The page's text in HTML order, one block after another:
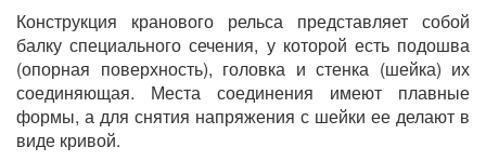
Конструкция кранового рельса представляет собой
балку специального сечения, у которой есть подошва
(опорная поверхность), головка и стенка (шейка) их
соединяющая. Места соединения имеют плавные
формы, а для снятия напряжения с шейки ее делают в
виде кривой.